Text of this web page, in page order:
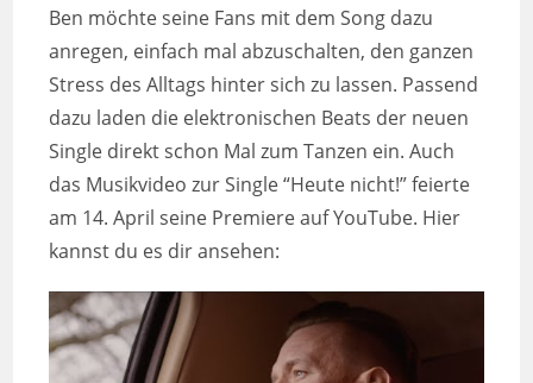
Ben möchte seine Fans mit dem Song dazu
anregen, einfach mal abzuschalten, den ganzen
Stress des Alltags hinter sich zu lassen. Passend
dazu laden die elektronischen Beats der neuen
Single direkt schon Mal zum Tanzen ein. Auch
das Musikvideo zur Single “Heute nicht!” feierte
am 14. April seine Premiere auf YouTube. Hier
kannst du es dir ansehen: